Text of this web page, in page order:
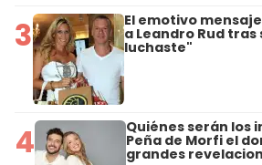
3 El emotivo
a Leandro Rud
luchaste"
4 Quiénes serán los
Peña de Morfi el
grandes